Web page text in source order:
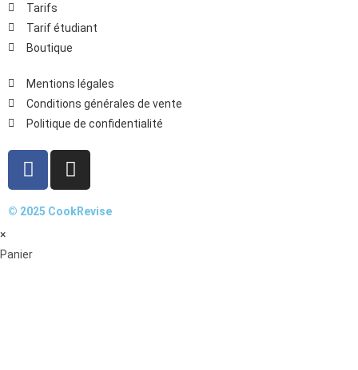
Tarifs
Tarif étudiant
Boutique
Mentions légales
Conditions générales de vente
Politique de confidentialité
© 2025 CookRevise
×
Panier